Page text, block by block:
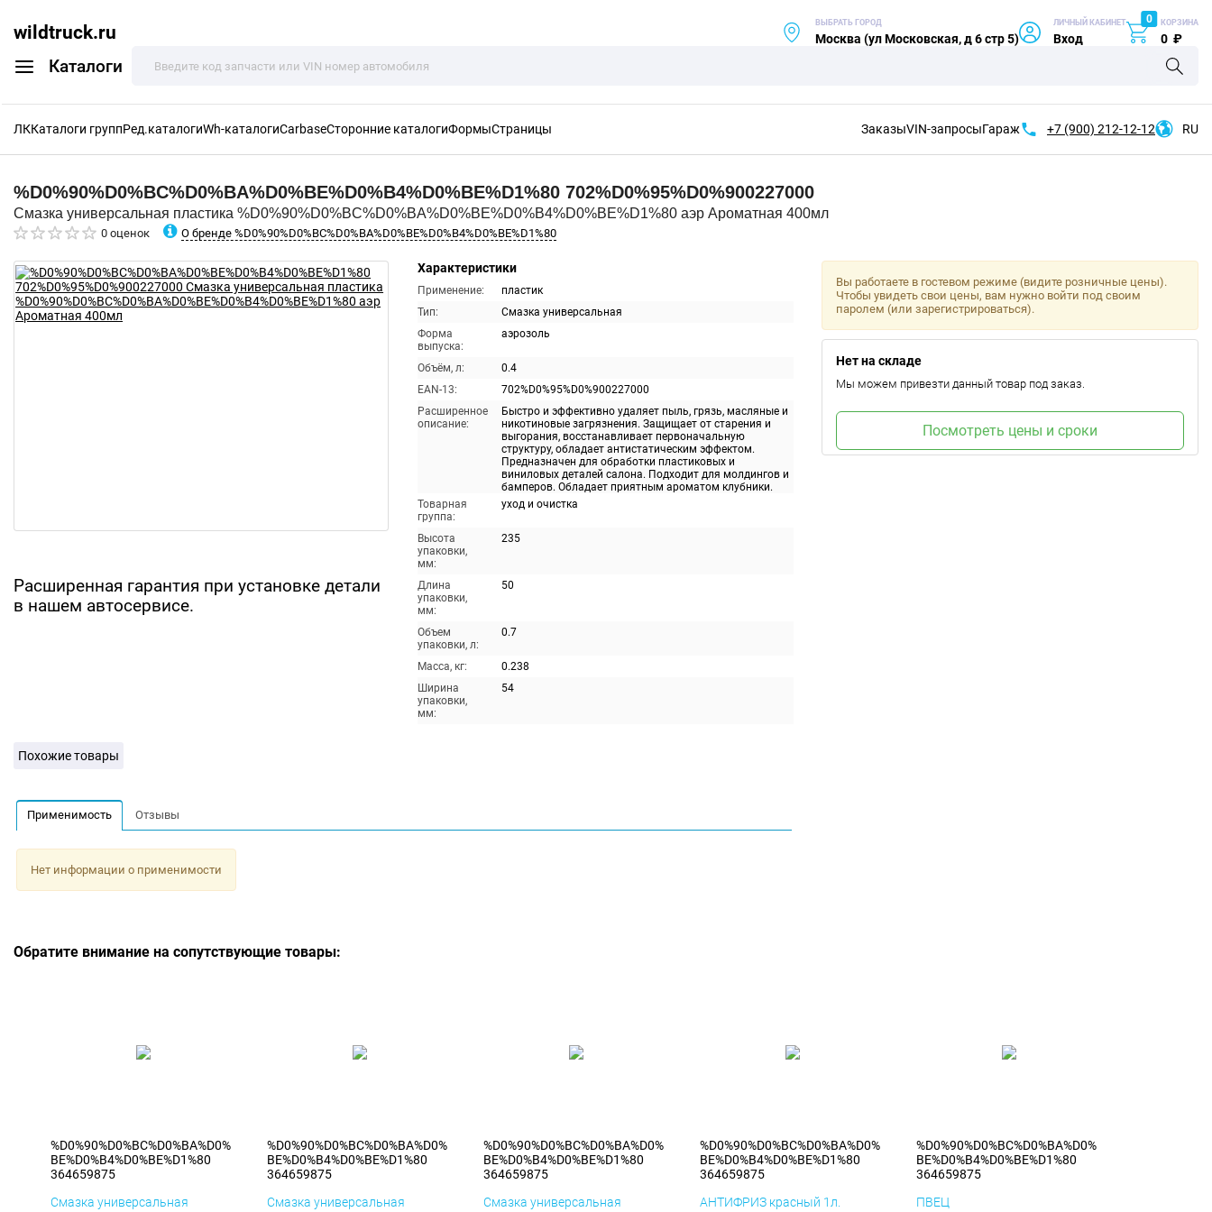
wildtruck.ru
Каталоги
ВЫБРАТЬ ГОРОД
Москва (ул Московская, д 6 стр 5)
ЛИЧНЫЙ КАБИНЕТ
Вход
0 КОРЗИНА
0 ₽
ЛККаталоги группРед.каталогиWh-каталогиCarbaseСторонние каталогиФормыСтраницы ЗаказыVIN-запросыГараж +7 (900) 212-12-12 RU
%D0%90%D0%BC%D0%BA%D0%BE%D0%B4%D0%BE%D1%80 702%D0%95%D0%900227000
Смазка универсальная пластика %D0%90%D0%BC%D0%BA%D0%BE%D0%B4%D0%BE%D1%80 аэр Ароматная 400мл
0 оценок О бренде %D0%90%D0%BC%D0%BA%D0%BE%D0%B4%D0%BE%D1%80
Расширенная гарантия при установке детали
в нашем автосервисе.
Характеристики
Применение:
пластик
Тип:
Смазка универсальная
Форма
выпуска:
аэрозоль
Объём, л:
0.4
EAN-13:
702%D0%95%D0%900227000
Расширенное
описание:
Быстро и эффективно удаляет пыль, грязь, масляные и
никотиновые загрязнения. Защищает от старения и
выгорания, восстанавливает первоначальную
структуру, обладает антистатическим эффектом.
Предназначен для обработки пластиковых и
виниловых деталей салона. Подходит для молдингов и
бамперов. Обладает приятным ароматом клубники.
Товарная
группа:
уход и очистка
Высота
упаковки,
мм:
235
Длина
упаковки,
мм:
50
Объем
упаковки, л:
0.7
Масса, кг:
0.238
Ширина
упаковки,
мм:
54
Вы работаете в гостевом режиме (видите розничные цены).
Чтобы увидеть свои цены, вам нужно войти под своим
паролем (или зарегистрироваться).
Нет на складе
Мы можем привезти данный товар под заказ.
Посмотреть цены и сроки
Похожие товары
Применимость Отзывы
Нет информации о применимости
Обратите внимание на сопутствующие товары:
%D0%90%D0%BC%D0%BA%D0%
BE%D0%B4%D0%BE%D1%80
364659875
Смазка универсальная
%D0%90%D0%BC%D0%BA%D0%
BE%D0%B4%D0%BE%D1%80
364659875
Смазка универсальная
%D0%90%D0%BC%D0%BA%D0%
BE%D0%B4%D0%BE%D1%80
364659875
Смазка универсальная
%D0%90%D0%BC%D0%BA%D0%
BE%D0%B4%D0%BE%D1%80
364659875
АНТИФРИЗ красный 1л.
%D0%90%D0%BC%D0%BA%D0%
BE%D0%B4%D0%BE%D1%80
364659875
ПВЕЦ